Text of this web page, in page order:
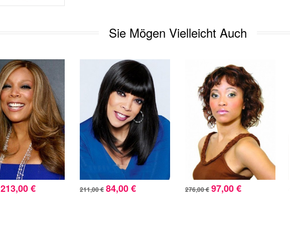
Sie Mögen Vielleicht Auch
213,00 € 211,00 € 84,00 € 276,00 € 97,00 €